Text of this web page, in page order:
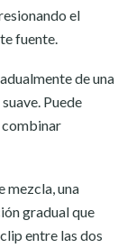
el
fuente.
de una
Puede
mezcla, una
gradual que
entre las dos